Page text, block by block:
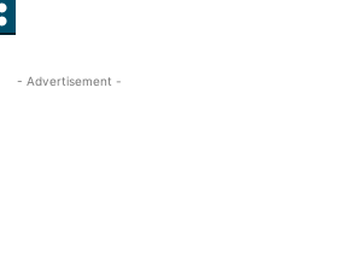
- Advertisement -